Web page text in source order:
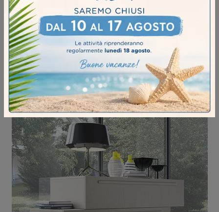
ECLETTICA EN03